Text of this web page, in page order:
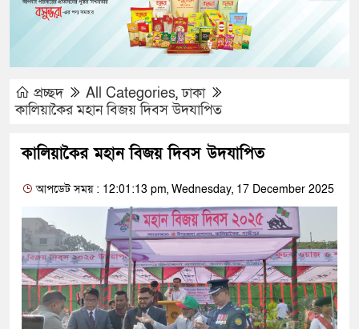
প্রচ্ছদ All Categories,ঢাকা
কালিয়াকৈর মহান বিজয় দিবস উদযাপিত
কালিয়াকৈর মহান বিজয় দিবস উদযাপিত
আপডেট সময় : 12:01:13 pm, Wednesday, 17 December 2025